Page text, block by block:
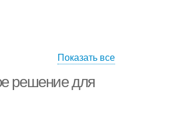
Показать все
решение для